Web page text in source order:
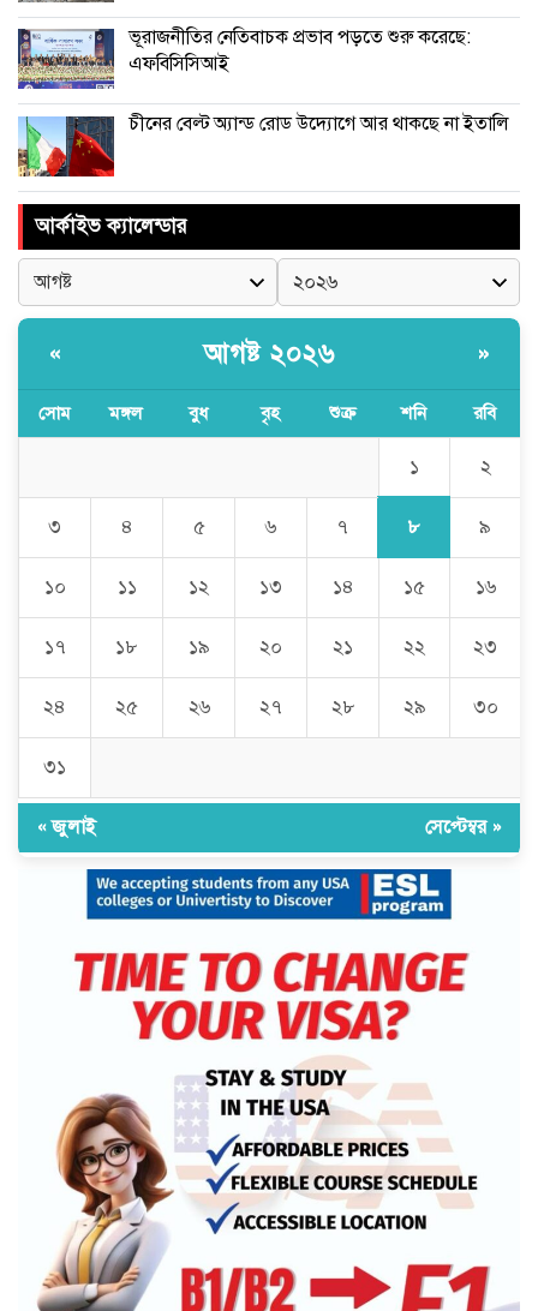
ভূরাজনীতির নেতিবাচক প্রভাব পড়তে শুরু করেছে:
এফবিসিসিআই
চীনের বেল্ট অ্যান্ড রোড উদ্যোগে আর থাকছে না ইতালি
আর্কাইভ ক্যালেন্ডার
« আগষ্ট ২০২৬ »
সোম মঙ্গল বুধ বৃহ শুক্র শনি রবি
১ ২
৩ ৪ ৫ ৬ ৭ ৮ ৯
১০ ১১ ১২ ১৩ ১৪ ১৫ ১৬
১৭ ১৮ ১৯ ২০ ২১ ২২ ২৩
২৪ ২৫ ২৬ ২৭ ২৮ ২৯ ৩০
৩১
« জুলাই সেপ্টেম্বর »